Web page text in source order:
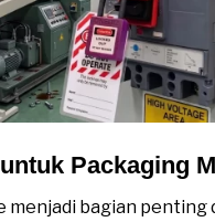
Packaging
menjadi bagian penting